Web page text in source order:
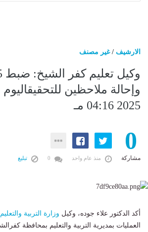
الارشيف /غير مصنف
2025 04:16 مـ
0
مشاركة منذ عام واحد تبليغ
أكد الدكتور علاء جوده، وكيل وزارة التربية والتعليم